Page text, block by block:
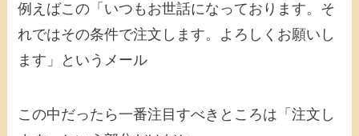
例えばこの「いつもお世話になっております。そ
れではその条件で注文します。よろしくお願いし
ます」というメール
この中だったら一番注目すべきところは「注文し